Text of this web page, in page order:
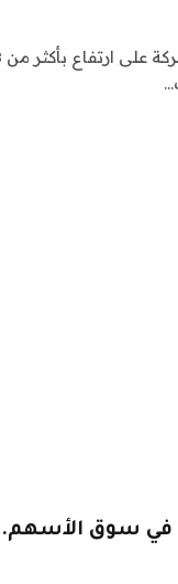
في سوق الأسهم.